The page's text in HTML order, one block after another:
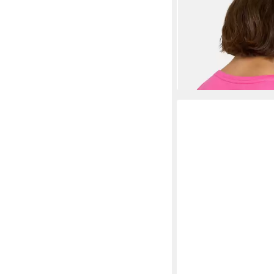
LIEBLINGSSTÜCK
T-
Ärmel mit Umschlag,
ab 28,31 €
UVP 49,95 €